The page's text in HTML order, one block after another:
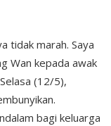
tidak marah. Saya
Wan kepada awak
(12/5),
bagi keluarga